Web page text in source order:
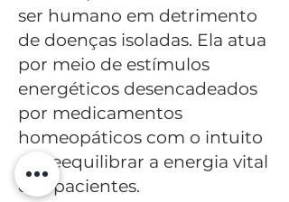
ser humano em detrimento
de doenças isoladas. Ela atua
por meio de estímulos
energéticos desencadeados
por medicamentos
homeopáticos com o intuito
de reequilibrar a energia vital
dos pacientes.